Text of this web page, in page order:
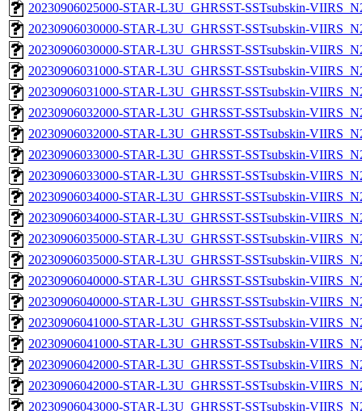
20230906025000-STAR-L3U_GHRSST-SSTsubskin-
20230906030000-STAR-L3U_GHRSST-SSTsubskin-
20230906030000-STAR-L3U_GHRSST-SSTsubskin-
20230906031000-STAR-L3U_GHRSST-SSTsubskin-
20230906031000-STAR-L3U_GHRSST-SSTsubskin-
20230906032000-STAR-L3U_GHRSST-SSTsubskin-
20230906032000-STAR-L3U_GHRSST-SSTsubskin-
20230906033000-STAR-L3U_GHRSST-SSTsubskin-
20230906033000-STAR-L3U_GHRSST-SSTsubskin-
20230906034000-STAR-L3U_GHRSST-SSTsubskin-
20230906034000-STAR-L3U_GHRSST-SSTsubskin-
20230906035000-STAR-L3U_GHRSST-SSTsubskin-
20230906035000-STAR-L3U_GHRSST-SSTsubskin-
20230906040000-STAR-L3U_GHRSST-SSTsubskin-
20230906040000-STAR-L3U_GHRSST-SSTsubskin-
20230906041000-STAR-L3U_GHRSST-SSTsubskin-
20230906041000-STAR-L3U_GHRSST-SSTsubskin-
20230906042000-STAR-L3U_GHRSST-SSTsubskin-
20230906042000-STAR-L3U_GHRSST-SSTsubskin-
20230906043000-STAR-L3U_GHRSST-SSTsubskin-